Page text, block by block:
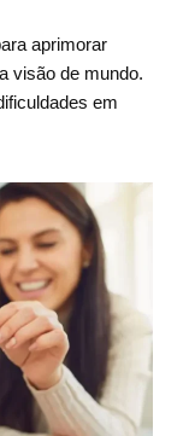
aprimorar
visão de mundo.
em